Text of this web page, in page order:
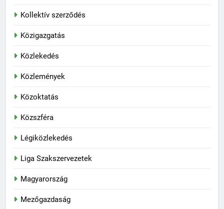
Kollektív szerződés
Közigazgatás
Közlekedés
Közlemények
Közoktatás
Közszféra
Légiközlekedés
Liga Szakszervezetek
Magyarország
Mezőgazdaság